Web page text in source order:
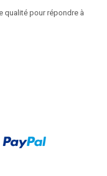
qualité pour répondre à